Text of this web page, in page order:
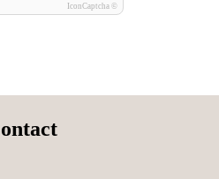
IconCaptcha ©